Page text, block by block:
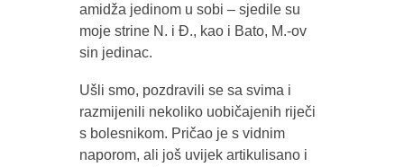
amidža jedinom u sobi – sjedile su
moje strine N. i Đ., kao i Bato, M.-ov
sin jedinac.
Ušli smo, pozdravili se sa svima i
razmijenili nekoliko uobičajenih riječi
s bolesnikom. Pričao je s vidnim
naporom, ali još uvijek artikulisano i